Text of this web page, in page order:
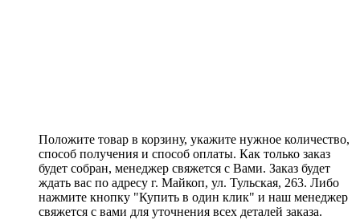
Положите товар в корзину, укажите нужное количество,
способ получения и способ оплаты. Как только заказ
будет собран, менеджер свяжется с Вами. Заказ будет
ждать вас по адресу г. Майкоп, ул. Тульская, 263. Либо
нажмите кнопку "Купить в один клик" и наш менеджер
свяжется с вами для уточнения всех деталей заказа.